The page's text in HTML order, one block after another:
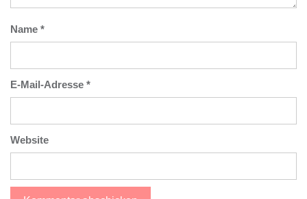
Name *
E-Mail-Adresse *
Website